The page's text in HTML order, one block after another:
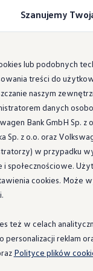
i elektromobilność
elektryczne
hybrydowe
i auta
Xtreme
“Xcite”
ID. Polo GTI
zasięg
samochodu
samochodu
samochodów
zasięgu i
utrzymania
Information
pomaga w jak
w kolorze
wizualne
Szanujemy
lub podobnych
treści do
naszym
danych
Bank GmbH Sp.
Sp. z o.o. oraz
w przypadku
i społecznościowe.
cookies. Może
też w celach
personalizacji reklam
Polityce plików